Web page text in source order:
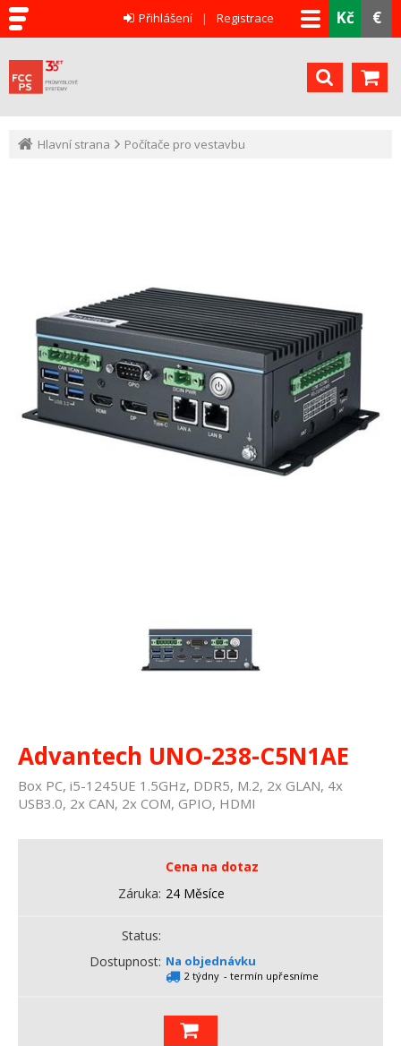
Kč €
Přihlášení Registrace
Hlavní strana Počítače pro vestavbu
Advantech UNO-238-C5N1AE
Box PC, i5-1245UE 1.5GHz, DDR5, M.2, 2x GLAN, 4x
USB3.0, 2x CAN, 2x COM, GPIO, HDMI
Cena na dotaz
Záruka 24 Měsíce
Status
Dostupnost Na objednávku
2 týdny - termín upřesníme